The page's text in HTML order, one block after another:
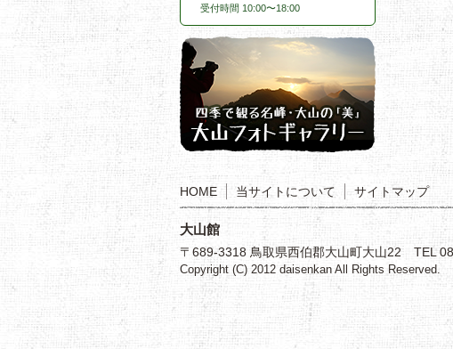
受付時間 10:00〜18:00
HOME 当サイトについて サイトマップ
大山館
〒689-3318 鳥取県西伯郡大山町大山22 TEL
Copyright (C) 2012 daisenkan All Rights Reserved.